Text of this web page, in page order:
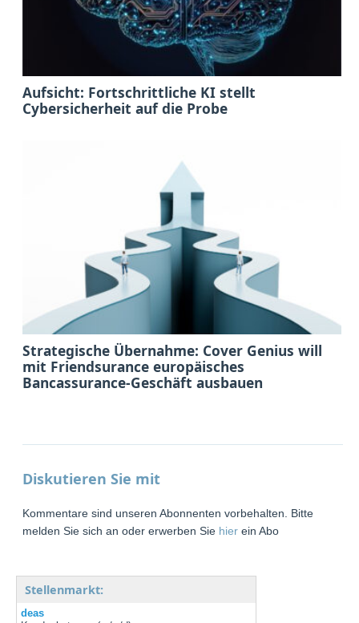
Aufsicht: Fortschrittliche KI stellt
Cybersicherheit auf die Probe
Strategische Übernahme: Cover Genius will
mit Friendsurance europäisches
Bancassurance-Geschäft ausbauen
Diskutieren Sie mit
Kommentare sind unseren Abonnenten vorbehalten. Bitte
melden Sie sich an oder erwerben Sie hier ein Abo
Stellenmarkt:
deas